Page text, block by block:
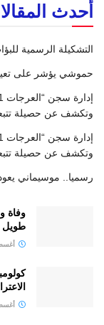
أحدث
التشكيلة الرسمية
حموشي يؤشر على
وتكشف عن حصيلة
وتكشف عن حصيلة
رسميا.. موسيماني
وفاة
طويل
أغسطس
أغسطس